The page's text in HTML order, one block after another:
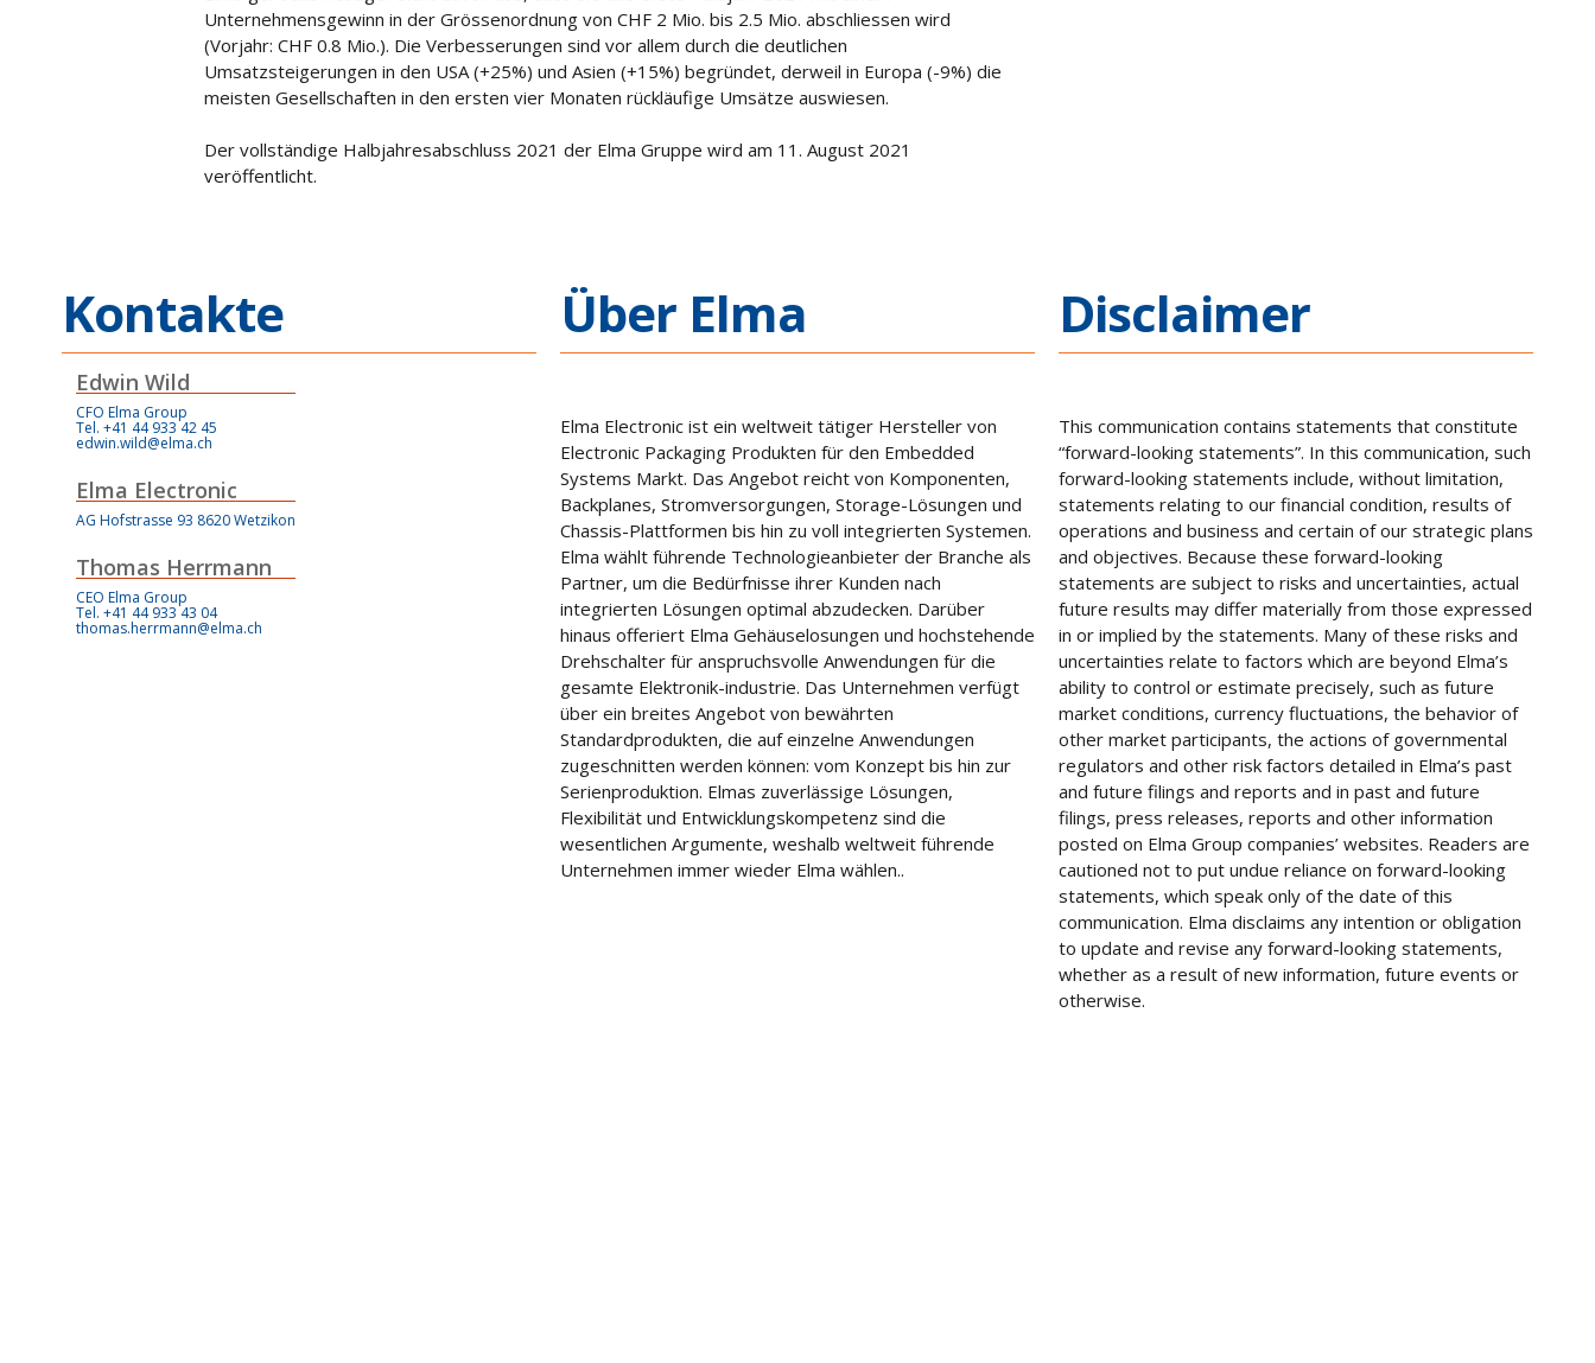
Unternehmensgewinn in der Grössenordnung von CHF 2 Mio. bis 2.5 Mio. abschliessen wird
(Vorjahr: CHF 0.8 Mio.). Die Verbesserungen sind vor allem durch die deutlichen
Umsatzsteigerungen in den USA (+25%) und Asien (+15%) begründet, derweil in Europa (-9%) die
meisten Gesellschaften in den ersten vier Monaten rückläufige Umsätze auswiesen.
Der vollständige Halbjahresabschluss 2021 der Elma Gruppe wird am 11. August 2021
veröffentlicht.
Kontakte
Edwin Wild
CFO Elma Group
Tel. +41 44 933 42 45
edwin.wild@elma.ch
Elma Electronic
AG Hofstrasse 93 8620 Wetzikon
Thomas Herrmann
CEO Elma Group
Tel. +41 44 933 43 04
thomas.herrmann@elma.ch
Über Elma
Elma Electronic ist ein weltweit tätiger Hersteller von
Electronic Packaging Produkten für den Embedded
Systems Markt. Das Angebot reicht von Komponenten,
Backplanes, Stromversorgungen, Storage-Lösungen und
Chassis-Plattformen bis hin zu voll integrierten Systemen.
Elma wählt führende Technologieanbieter der Branche als
Partner, um die Bedürfnisse ihrer Kunden nach
integrierten Lösungen optimal abzudecken. Darüber
hinaus offeriert Elma Gehäuselosungen und hochstehende
Drehschalter für anspruchsvolle Anwendungen für die
gesamte Elektronik-industrie. Das Unternehmen verfügt
über ein breites Angebot von bewährten
Standardprodukten, die auf einzelne Anwendungen
zugeschnitten werden können: vom Konzept bis hin zur
Serienproduktion. Elmas zuverlässige Lösungen,
Flexibilität und Entwicklungskompetenz sind die
wesentlichen Argumente, weshalb weltweit führende
Unternehmen immer wieder Elma wählen..
Disclaimer
This communication contains statements that constitute
“forward-looking statements”. In this communication, such
forward-looking statements include, without limitation,
statements relating to our financial condition, results of
operations and business and certain of our strategic plans
and objectives. Because these forward-looking
statements are subject to risks and uncertainties, actual
future results may differ materially from those expressed
in or implied by the statements. Many of these risks and
uncertainties relate to factors which are beyond Elma’s
ability to control or estimate precisely, such as future
market conditions, currency fluctuations, the behavior of
other market participants, the actions of governmental
regulators and other risk factors detailed in Elma’s past
and future filings and reports and in past and future
filings, press releases, reports and other information
posted on Elma Group companies’ websites. Readers are
cautioned not to put undue reliance on forward-looking
statements, which speak only of the date of this
communication. Elma disclaims any intention or obligation
to update and revise any forward-looking statements,
whether as a result of new information, future events or
otherwise.